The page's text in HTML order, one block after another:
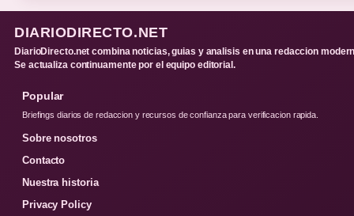
DIARIODIRECTO.NET
DiarioDirecto.net combina noticias, guias y analisis en una redaccion
Se actualiza continuamente por el equipo editorial.
Popular
Briefings diarios de redaccion y recursos de confianza para verificacion rapida.
Sobre nosotros
Contacto
Nuestra historia
Privacy Policy